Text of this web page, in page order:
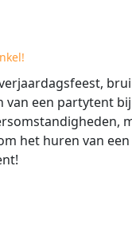
een partytent
het huren van